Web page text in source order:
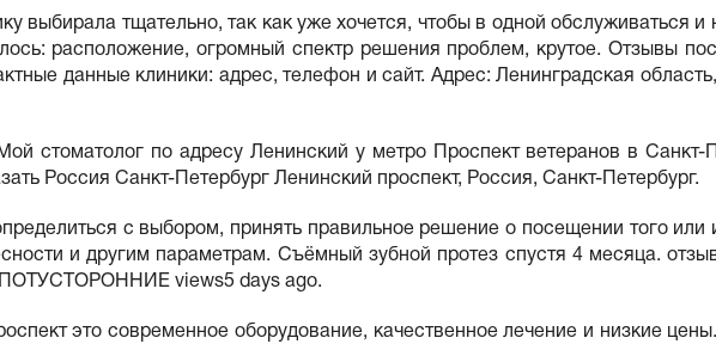
тщательно, так как уже хочется, чтобы в одной обслуживаться и
расположение, огромный спектр решения проблем, крутое. Отзывы
данные клиники: адрес, телефон и сайт. Адрес: Ленинградская
стоматолог по адресу Ленинский у метро Проспект ветеранов в Санкт-
Россия Санкт-Петербург Ленинский проспект, Россия, Санкт-Петербург.
с выбором, принять правильное решение о посещении того или
и другим параметрам. Съёмный зубной протез спустя 4 месяца.
ПОТУСТОРОННИЕ views5 days ago.
это современное оборудование, качественное лечение и низкие